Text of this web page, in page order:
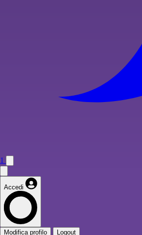
1
Accedi
Modifica profilo Logout